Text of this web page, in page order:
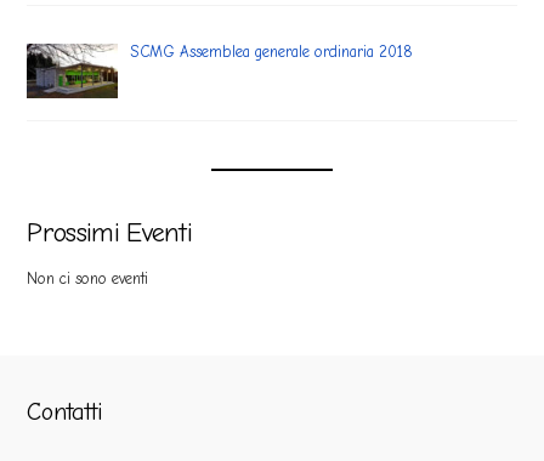
SCMG Assemblea generale ordinaria 2018
Prossimi Eventi
Non ci sono eventi
Contatti